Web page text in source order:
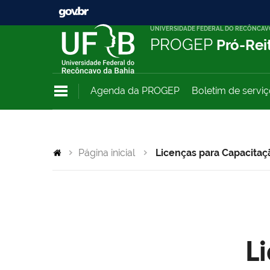
UNIVERSIDADE FEDERAL DO
PROGEP Pró-
Agenda da PROGEP Boletim de
Página inicial Licenças para